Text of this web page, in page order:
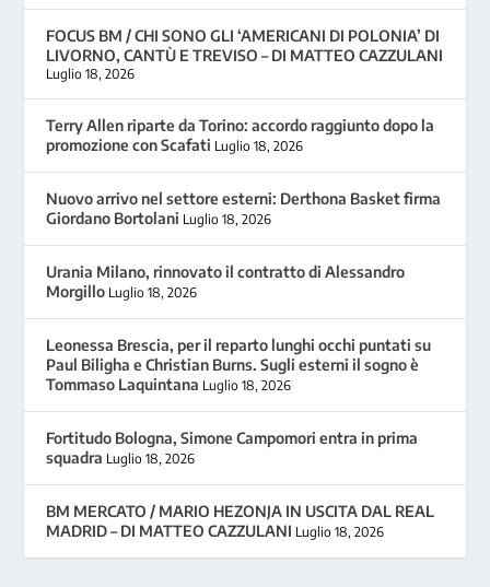
FOCUS BM / CHI SONO GLI ‘AMERICANI DI POLONIA’ DI
LIVORNO, CANTÙ E TREVISO – DI MATTEO CAZZULANI
Luglio 18, 2026
Terry Allen riparte da Torino: accordo raggiunto dopo la
promozione con Scafati Luglio 18, 2026
Nuovo arrivo nel settore esterni: Derthona Basket firma
Giordano Bortolani Luglio 18, 2026
Urania Milano, rinnovato il contratto di Alessandro
Morgillo Luglio 18, 2026
Leonessa Brescia, per il reparto lunghi occhi puntati su
Paul Biligha e Christian Burns. Sugli esterni il sogno è
Tommaso Laquintana Luglio 18, 2026
Fortitudo Bologna, Simone Campomori entra in prima
squadra Luglio 18, 2026
BM MERCATO / MARIO HEZONJA IN USCITA DAL REAL
MADRID – DI MATTEO CAZZULANI Luglio 18, 2026